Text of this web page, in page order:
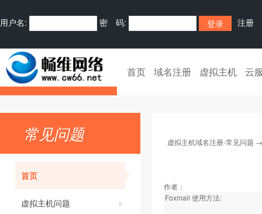
用户名: 密 码: 注册
首页 域名注册 虚拟主机 云
常见问题
首页
虚拟主机问题
虚拟主机域名注册-常见问题
作者：
Foxmail 使用方法: